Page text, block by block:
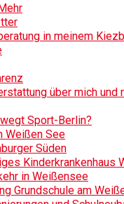
in meinem
über mich und
Sport-Berlin?
Weißen See
Süden
Kinderkrankenhaus
in Weißensee
Grundschule am